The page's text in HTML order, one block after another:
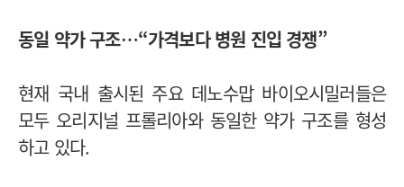
동일 약가 구조…“가격보다 병원 진입 경쟁”
현재 국내 출시된 주요 데노수맙 바이오시밀러들은
모두 오리지널 프롤리아와 동일한 약가 구조를 형성
하고 있다.